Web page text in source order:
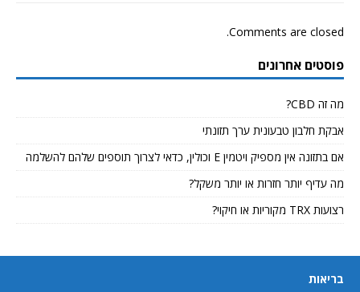
Comments are closed.
פוסטים אחרונים
מה זה CBD?
אבקת חלבון טבעונית ערך תזונתי
אם בתזונה אין מספיק ויטמין E וכולין, כדאי לצרוך תוספים שלהם להשלמה
מה עדיף יותר חזרות או יותר משקל?
רצועות TRX מקוריות או חיקוי?
בריאות